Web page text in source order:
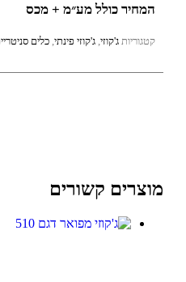
מוצרים קשורים
המחיר כולל מע״מ + מכס
קטגוריות ג'קוזי,ג'קוזי פינתי,כלים סניטריים